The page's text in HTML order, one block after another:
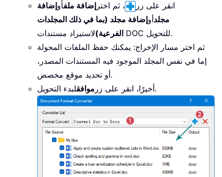
انقر على زر
، ثم اختر إضافة ملفأوإضافة
مجلدأوإضافة مجلد (بما في ذلك المجلدات
الفرعية)
لاستيراد مستندات DOC للتحويل.
ثم اختر مسار الإخراج: يمكنك حفظ الملفات المحولة
إما في نفس المجلد الموجود فيه المستندات المصدر،
أو تحديد موقع مخصص.
أخيرًا، انقر على زر موافق لبدء التحويل.